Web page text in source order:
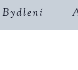
Bydlení